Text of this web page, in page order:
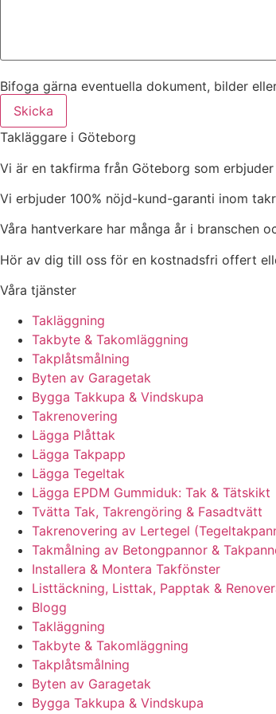
Bifoga gärna eventuella dokument, bilder
Skicka
Takläggare i Göteborg
Vi är en takfirma från Göteborg som
Vi erbjuder 100% nöjd-kund-garanti inom
Våra hantverkare har många år i branschen
Hör av dig till oss för en kostnadsfri offert
Våra tjänster
Takläggning
Takbyte & Takomläggning
Takplåtsmålning
Byten av Garagetak
Bygga Takkupa & Vindskupa
Takrenovering
Lägga Plåttak
Lägga Takpapp
Lägga Tegeltak
Lägga EPDM Gummiduk: Tak & Tätskikt
Tvätta Tak, Takrengöring & Fasadtvätt
Takrenovering av Lertegel
Takmålning av Betongpannor &
Installera & Montera Takfönster
Listtäckning, Listtak, Papptak &
Blogg
Takläggning
Takbyte & Takomläggning
Takplåtsmålning
Byten av Garagetak
Bygga Takkupa & Vindskupa